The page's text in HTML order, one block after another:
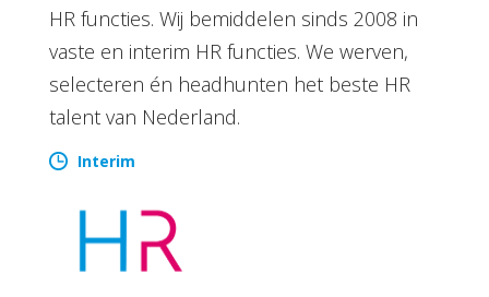
HR functies. Wij bemiddelen sinds 2008 in
vaste en interim HR functies. We werven,
selecteren én headhunten het beste HR
talent van Nederland.
Interim